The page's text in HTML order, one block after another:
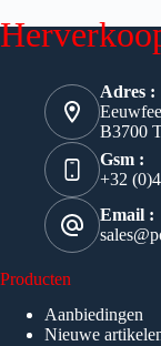
Adres :
B3700
Gsm :
+32
Email :
Producten
Aanbiedingen
Nieuwe